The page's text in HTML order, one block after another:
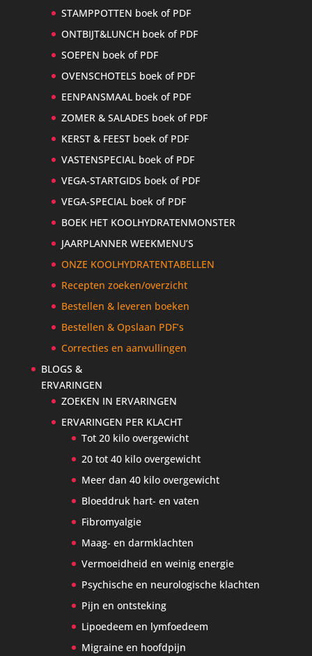
STAMPPOTTEN boek of PDF
ONTBIJT&LUNCH boek of PDF
SOEPEN boek of PDF
OVENSCHOTELS boek of PDF
EENPANSMAAL boek of PDF
ZOMER & SALADES boek of PDF
KERST & FEEST boek of PDF
VASTENSPECIAL boek of PDF
VEGA-STARTGIDS boek of PDF
VEGA-SPECIAL boek of PDF
BOEK HET KOOLHYDRATENMONSTER
JAARPLANNER WEEKMENU’S
ONZE KOOLHYDRATENTABELLEN
Recepten zoeken/overzicht
Bestellen & leveren boeken
Bestellen & Opslaan PDF’s
Correcties en aanvullingen
BLOGS &
ERVARINGEN
ZOEKEN IN ERVARINGEN
ERVARINGEN PER KLACHT
Tot 20 kilo overgewicht
20 tot 40 kilo overgewicht
Meer dan 40 kilo overgewicht
Bloeddruk hart- en vaten
Fibromyalgie
Maag- en darmklachten
Vermoeidheid en weinig energie
Psychische en neurologische klachten
Pijn en ontsteking
Lipoedeem en lymfoedeem
Migraine en hoofdpijn